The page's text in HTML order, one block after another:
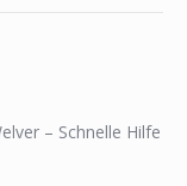
– Schnelle Hilfe